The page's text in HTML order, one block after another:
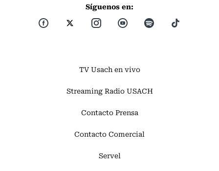
Síguenos en:
TV Usach en vivo
Streaming Radio USACH
Contacto Prensa
Contacto Comercial
Servel